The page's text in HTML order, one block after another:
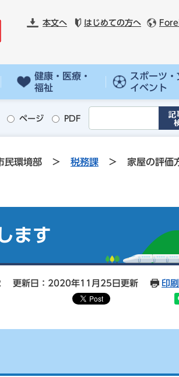
本文へ はじめての方へ
健康・医療・
福祉
スポーツ・
イベント
ページ PDF
民環境部 > 税務課 > 家屋の評価
ます
更新日：2020年11月25日更新 印